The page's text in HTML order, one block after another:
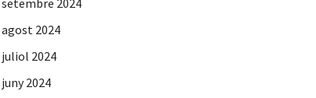
agost 2024
juliol 2024
juny 2024